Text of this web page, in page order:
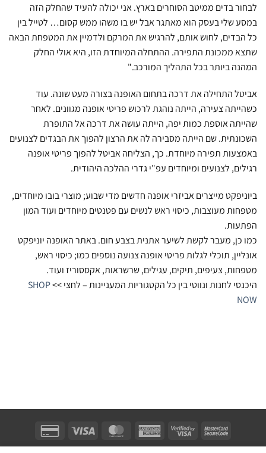
לבחור בדים ממיטב הסוחרים בארץ. אני יכולה להעיד שהחלק הזה
במסע שלי בעסק הוא מאתגר אבל יש בו משהו ממש קסום… לטייל בין
כל הבדים, לחוש אותם, להרגיש את המרקם ולדמיין את המטפחת הבאה
שתצא ממכונת התפירה. ההתחלה המיוחדת הזו, היא אולי החלק
המהנה ביותר בכל התהליך המורכב."
אביטל התחילה את דרכה בתחום האופנה בצורה מעט שונה. עוד
כשהייתה צעירה, הייתה נוהגת לרכוש פריטי אופנה מגוונים. לאחר
שהייתה אוספת כמות יפה, הייתה עושה את דרכה אל התופרת
השכונתית. שם הייתה מסבירה לה את הרצון להפוך את הבגדים לצנועים
באמצעות תפירה מיוחדת. כך, הצליחה אביטל להפוך פריטי אופנה
רגילים, לצנועים ומיוחדים עפ"י גדרי ההלכה היהודית.
ביוניפקט מייצרים אביזרי אופנה חדשים מדי שבוע; מוצרי בובו מיוחדים,
מטפחות מעוצבות, כיסוי ראש לנשים עם פטנטים מיוחדים ועוד המון
הפתעות.
כמו כן, מעבר לקשת לשיער אתנית בצבע חום. באתר האופנה יוניפקט
אונליין, תוכלי לגלות פריטי אופנה צנועה נוספים כמו; כיסוי ראש,
מטפחות, צעיפים, תיקים, עגילים, שרשראות, אקססוריז ועוד.
היכנסי לחנות ונווטי בין כל הקטגוריות המעניינות – לחצי >>SHOP
NOW